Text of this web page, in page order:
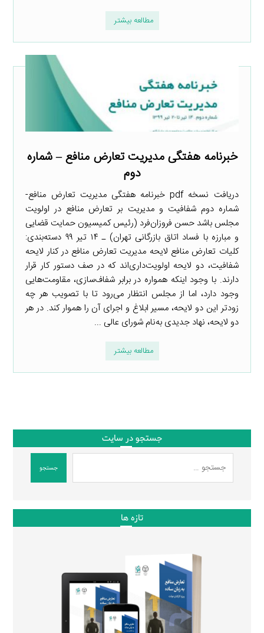
مطالعه بیشتر
خبرنامه هفتگی مدیریت تعارض منافع – شماره
دوم
دریافت نسخه pdf خبرنامه هفتگی مدیریت تعارض منافع-
شماره دوم شفافیت و مدیریت بر تعارض منافع در اولویت
مجلس باشد حسن فروزان‌فرد (رئیس کمیسیون حمایت قضایی
و مبارزه با فساد اتاق بازرگانی تهران) ـ ۱۴ تیر ۹۹ دسته‌بندی:
کلیات تعارض منافع لایحه مدیریت تعارض منافع در کنار لایحه
شفافیت، دو لایحه اولویت‌داری‌اند که در صف دستور کار قرار
دارند. با وجود اینکه همواره در برابر شفاف‌سازی، مقاومت‌هایی
وجود دارد، اما از مجلس انتظار می‌رود تا با تصویب هر چه
زودتر این دو لایحه، مسیر ابلاغ و اجرای آن را هموار کند. در هر
دو لایحه، نهاد جدیدی به‌نام شورای عالی ...
مطالعه بیشتر
جستجو در سایت
جستجو
تازه ها